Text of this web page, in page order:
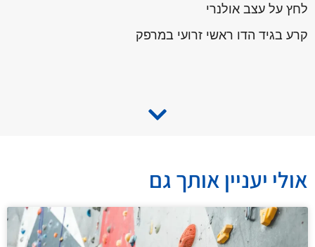
לחץ על עצב אולנרי
קרע בגיד הדו ראשי זרועי במרפק
אולי יעניין אותך גם